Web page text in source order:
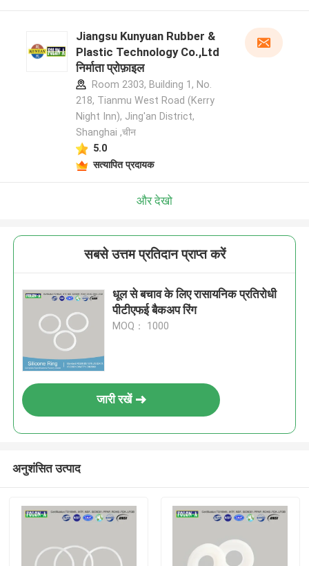
Jiangsu Kunyuan Rubber &
Plastic Technology Co.,Ltd
निर्माता प्रोफ़ाइल
Room 2303, Building 1, No.
218, Tianmu West Road (Kerry
Night Inn), Jing'an District,
Shanghai ,चीन
5.0
सत्यापित प्रदायक
और देखो
सबसे उत्तम प्रतिदान प्राप्त करें
धूल से बचाव के लिए रासायनिक प्रतिरोधी
पीटीएफई बैकअप रिंग
MOQ： 1000
जारी रखें
अनुशंसित उत्पाद